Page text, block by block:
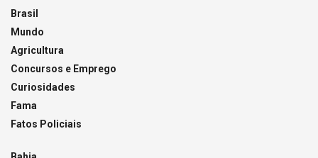
Brasil
Mundo
Agricultura
Concursos e Emprego
Curiosidades
Fama
Fatos Policiais